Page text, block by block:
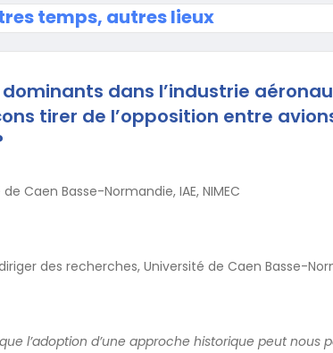
temps, autres lieux
dans l’industrie
tirer de l’opposition entre
Caen Basse-Normandie, IAE, NIMEC
des recherches, Université de Caen Basse-
l’adoption d’une approche historique peut nous